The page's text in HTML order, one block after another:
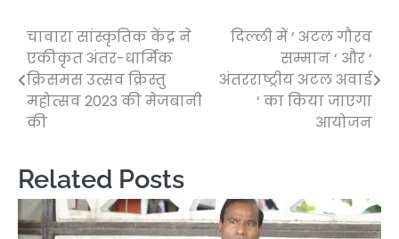
Post
navigation
चावारा सांस्कृतिक केंद्र ने
एकीकृत अंतर-धार्मिक
क्रिसमस उत्सव क्रिस्तु
महोत्सव 2023 की मेजबानी
की
दिल्ली में ‘ अटल गौरव
सम्मान ‘ और ‘
अंतरराष्ट्रीय अटल अवार्ड
‘ का किया जाएगा
आयोजन
Related Posts